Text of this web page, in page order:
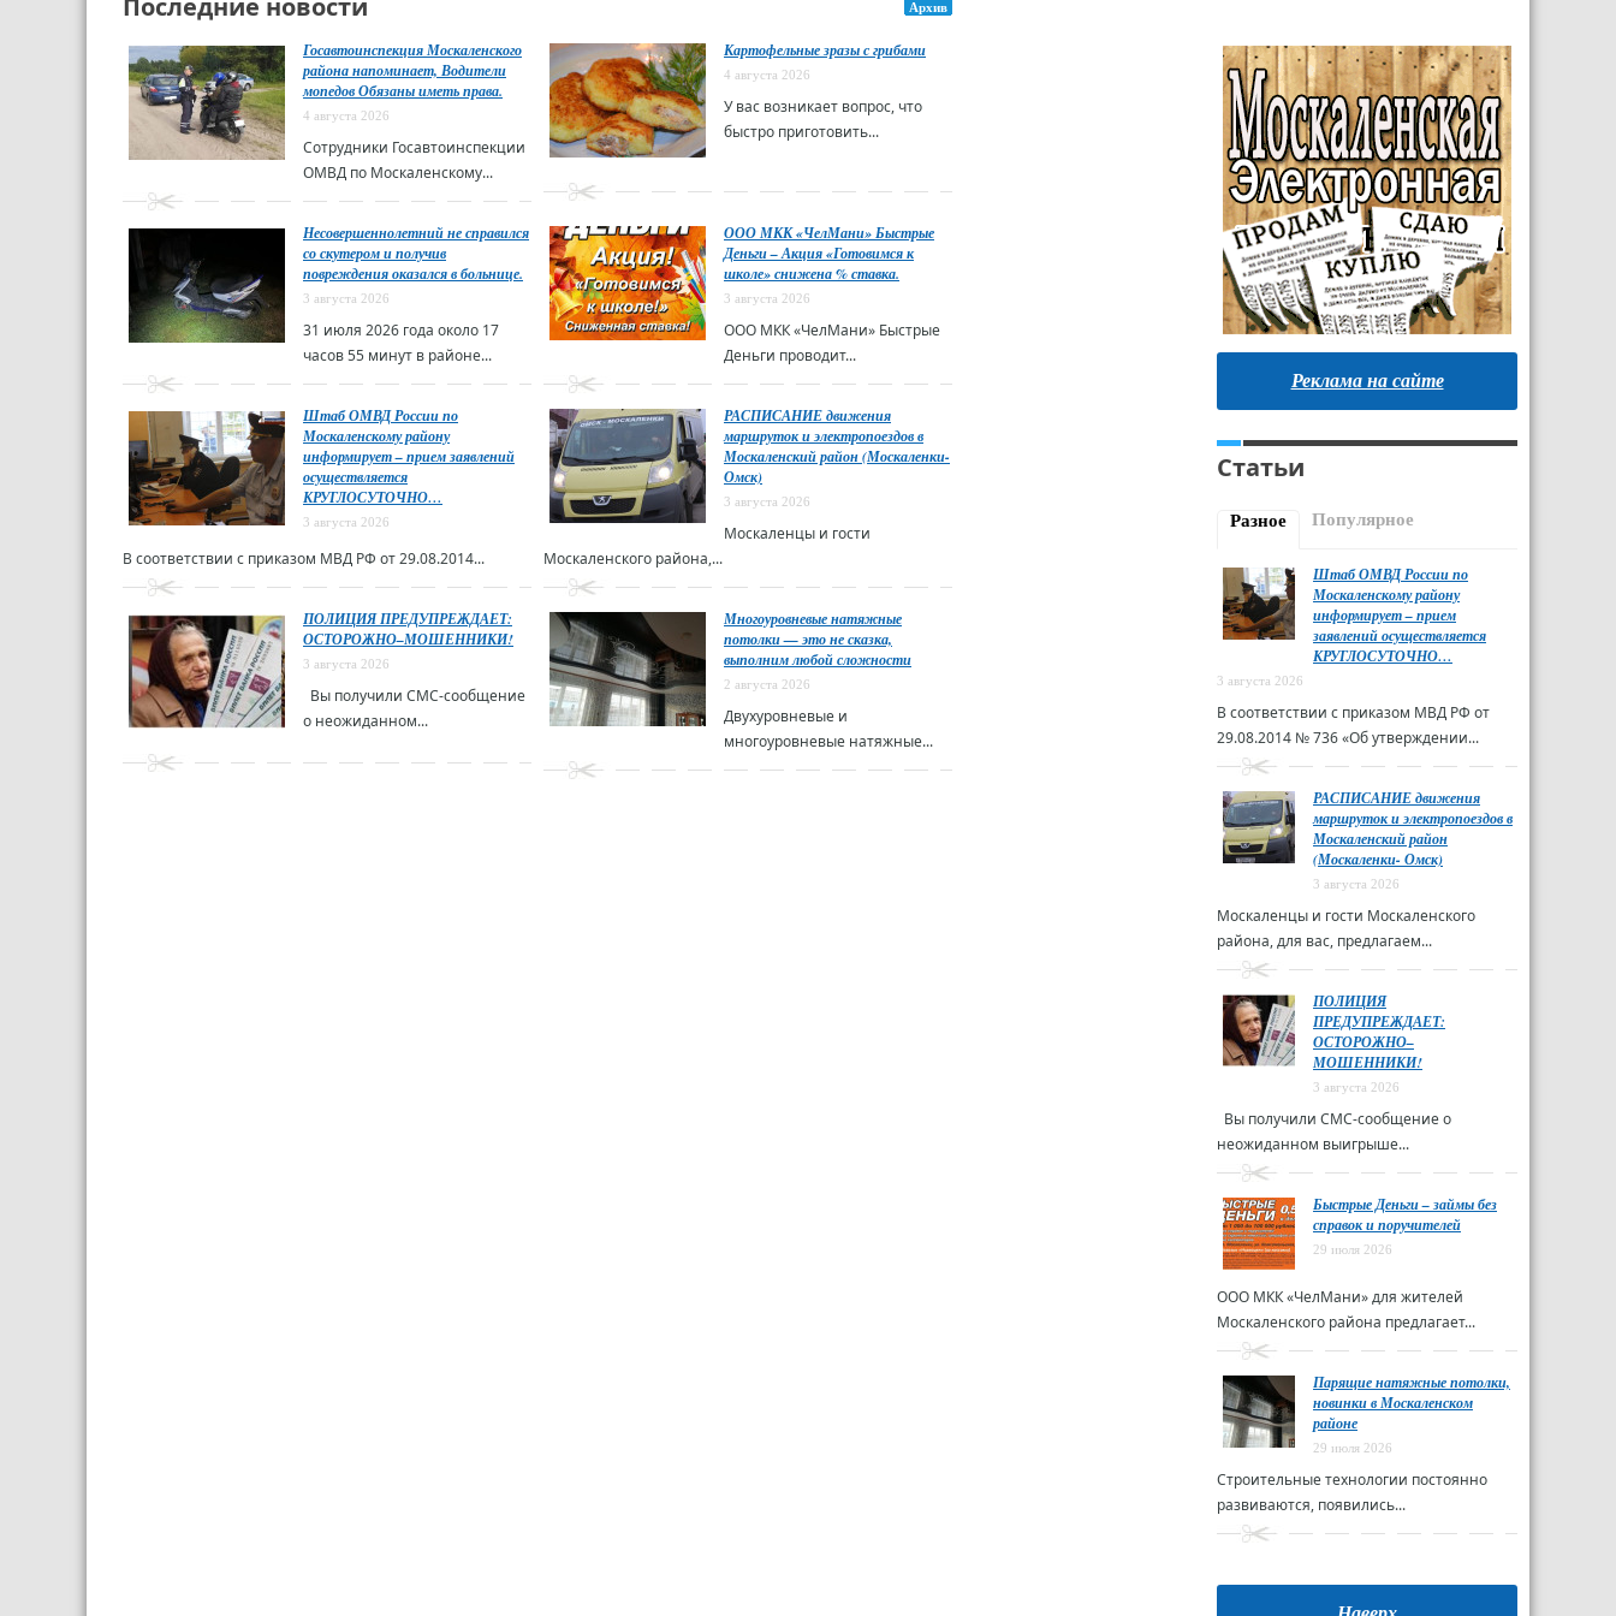
Последние новости Архив
Госавтоинспекция Москаленского
района напоминает, Водители
мопедов Обязаны иметь права.
4 августа 2026
Сотрудники Госавтоинспекции
ОМВД по Москаленскому...
Картофельные зразы с грибами
4 августа 2026
У вас возникает вопрос, что
быстро приготовить...
Несовершеннолетний не справился
со скутером и получив
повреждения оказался в больнице.
3 августа 2026
31 июля 2026 года около 17
часов 55 минут в районе...
ООО МКК «ЧелМани» Быстрые
Деньги – Акция «Готовимся к
школе» снижена % ставка.
3 августа 2026
ООО МКК «ЧелМани» Быстрые
Деньги проводит...
Штаб ОМВД России по
Москаленскому району
информирует – прием заявлений
осуществляется
КРУГЛОСУТОЧНО…
3 августа 2026
В соответствии с приказом МВД РФ от 29.08.2014...
РАСПИСАНИЕ движения
маршруток и электропоездов в
Москаленский район (Москаленки-
Омск)
3 августа 2026
Москаленцы и гости
Москаленского района,...
ПОЛИЦИЯ ПРЕДУПРЕЖДАЕТ:
ОСТОРОЖНО–МОШЕННИКИ!
3 августа 2026
Вы получили СМС-сообщение
о неожиданном...
Многоуровневые натяжные
потолки — это не сказка,
выполним любой сложности
2 августа 2026
Двухуровневые и
многоуровневые натяжные...
Реклама на сайте
Статьи
Разное Популярное
Штаб ОМВД России по
Москаленскому району
информирует – прием
заявлений осуществляется
КРУГЛОСУТОЧНО…
3 августа 2026
В соответствии с приказом МВД РФ от
29.08.2014 № 736 «Об утверждении...
РАСПИСАНИЕ движения
маршруток и электропоездов в
Москаленский район
(Москаленки- Омск)
3 августа 2026
Москаленцы и гости Москаленского
района, для вас, предлагаем...
ПОЛИЦИЯ
ПРЕДУПРЕЖДАЕТ:
ОСТОРОЖНО–
МОШЕННИКИ!
3 августа 2026
Вы получили СМС-сообщение о
неожиданном выигрыше...
Быстрые Деньги – займы без
справок и поручителей
29 июля 2026
ООО МКК «ЧелМани» для жителей
Москаленского района предлагает...
Парящие натяжные потолки,
новинки в Москаленском
районе
29 июля 2026
Строительные технологии постоянно
развиваются, появились...